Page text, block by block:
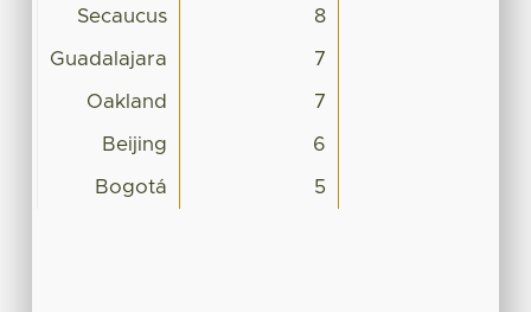
Secaucus 8
Guadalajara 7
Oakland 7
Beijing 6
Bogotá 5